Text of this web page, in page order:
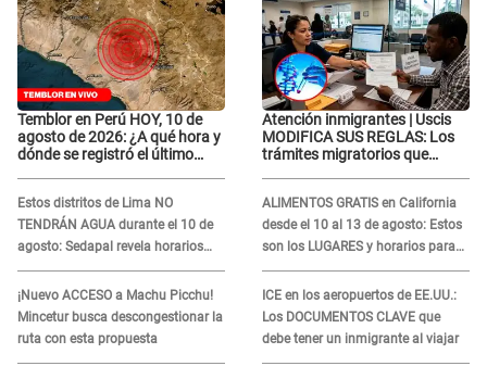
Temblor en Perú HOY, 10 de
agosto de 2026: ¿A qué hora y
dónde se registró el último
Estos distritos de Lima NO
TENDRÁN AGUA durante el 10 de
agosto: Sedapal revela horarios
oficiales
¡Nuevo ACCESO a Machu Picchu!
Mincetur busca descongestionar la
ruta con esta propuesta
Atención inmigrantes | Uscis
MODIFICA SUS REGLAS: Los
trámites migratorios que
ALIMENTOS GRATIS en California
desde el 10 al 13 de agosto: Estos
son los LUGARES y horarios para
recibir la ayuda
ICE en los aeropuertos de EE.UU.:
Los DOCUMENTOS CLAVE que
debe tener un inmigrante al viajar